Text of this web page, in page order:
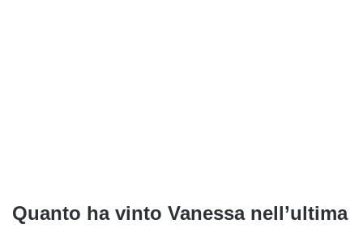
Quanto ha vinto Vanessa nell’ultima